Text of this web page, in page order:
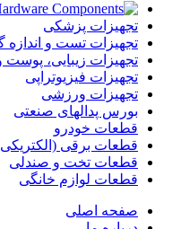
تجهیزات پزشکی
تجهیزات تست و اندازه
تجهیزات زیبایی، پوست
تجهیزات فیزیوتراپی
تجهیزات ورزشی
بورس پدالهای صنعتی
قطعات خودرو
قطعات برقی
قطعات تخت و صندلی
قطعات لوازم خانگی
صفحه اصلی